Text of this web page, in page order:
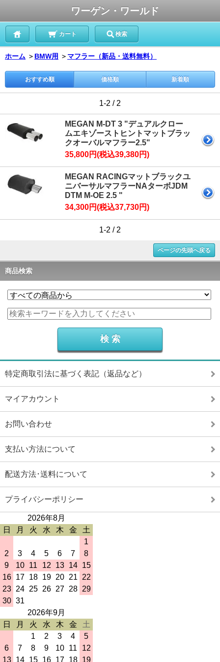
ワーゲン・ワールド
カート 検索
ホーム ＞ BMW用 ＞ マフラー（新品・送料無料）
おすすめ順 価格順 新着順
1-2 / 2
MEGAN M-DT 3 "デュアルクロー
ムエキゾーストヒントマットブラッ
クオーバルマフラー2.5"
35,800円(税込39,380円)
MEGAN RACINGマットブラックユ
ニバーサルマフラーNAターボJDM
DTM M-OE 2.5 "
34,300円(税込37,730円)
1-2 / 2
ページの先頭へ戻る
商品検索
特定商取引法に基づく表記（返品など）
マイアカウント
お問い合わせ
支払い方法について
配送方法･送料について
プライバシーポリシー
2026年8月
日
月 火 水 木 金
土
1
2
3 4 5 6 7
8
9
10 11 12 13 14
15
16
17 18 19 20 21
22
23
24 25 26 27 28
29
30 31
2026年9月
日
月 火 水 木 金
土
1
2 3 4
5
6
7 8 9 10 11
12
13
14 15 16 17 18 19